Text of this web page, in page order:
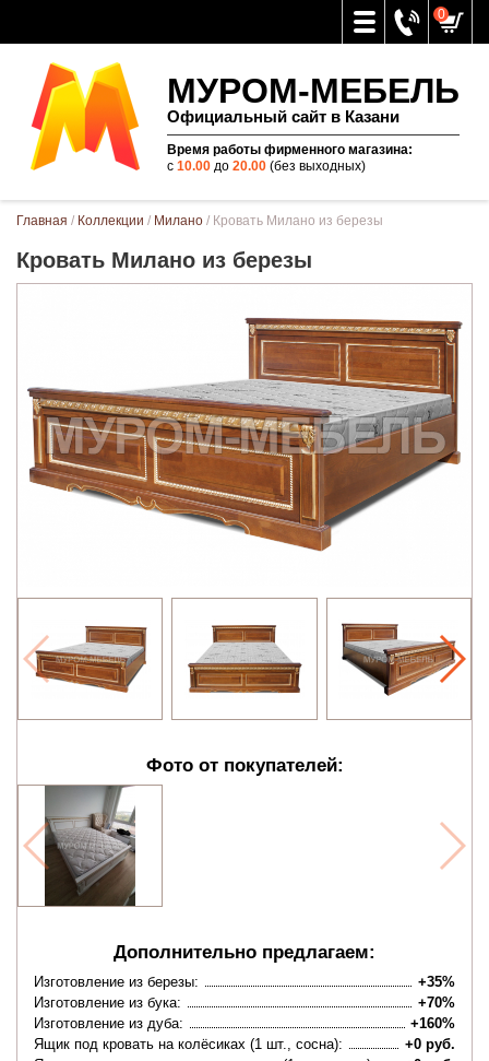
0
МУРОМ-МЕБЕЛЬ
Официальный сайт в Казани
Время работы фирменного магазина:
с 10.00до 20.00(без выходных)
Вы здесь
Главная / Коллекции / Милано / Кровать Милано из березы
Кровать Милано из березы
Фото от покупателей:
Дополнительно предлагаем:
Изготовление из березы:
+35%
Изготовление из бука:
+70%
Изготовление из дуба:
+160%
Ящик под кровать на колёсиках (1 шт., сосна):
+0 руб.